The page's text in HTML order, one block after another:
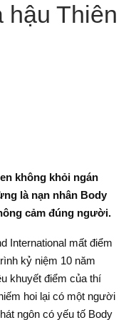
hậu Thiên
không khỏi ngán
là nạn nhân Body
cảm đúng người.
International mất điểm
kỷ niệm 10 năm
khuyết điểm của thí
hoi lại có một người
ngôn có yếu tố Body